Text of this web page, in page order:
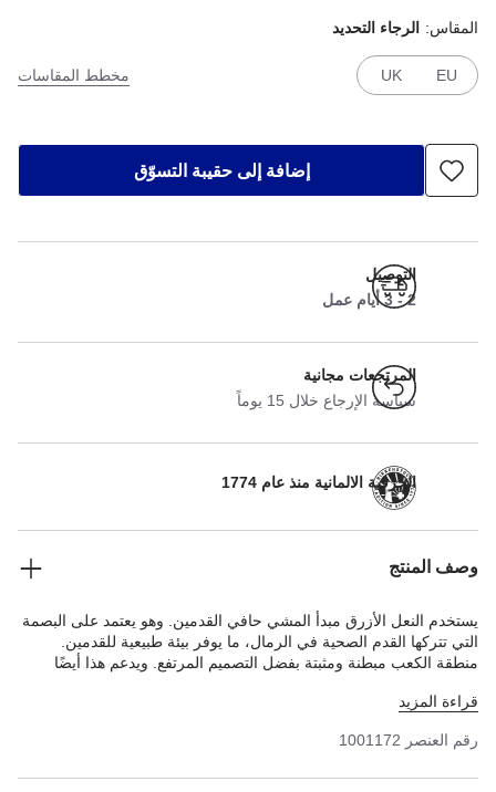
مخطط المقاسات
المقاس: الرجاء التحديد
EU
UK
إضافة إلى حقيبة التسوّق
التوصيل
2 - 3 أيام عمل
المرتجعات مجانية
سياسة الإرجاع خلال 15 يوماً
الحرفية الالمانية منذ عام 1774
وصف المنتج
يستخدم النعل الأزرق مبدأ المشي حافي القدمين. وهو يعتمد على البصمة
التي تتركها القدم الصحية في الرمال، ما يوفر بيئة طبيعية للقدمين.
منطقة الكعب مبطنة ومثبتة بفضل التصميم المرتفع. ويدعم هذا أيضًا
الاستمتاع براحة بيركنستوك الفريدة في أحذية مغلقة مصنوعة من
قراءة المزيد
رقم العنصر 1001172